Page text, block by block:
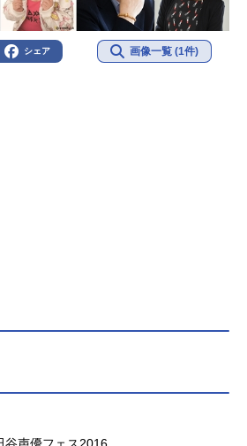
シェア 画像一覧 (1件)
谷声優フェス2016